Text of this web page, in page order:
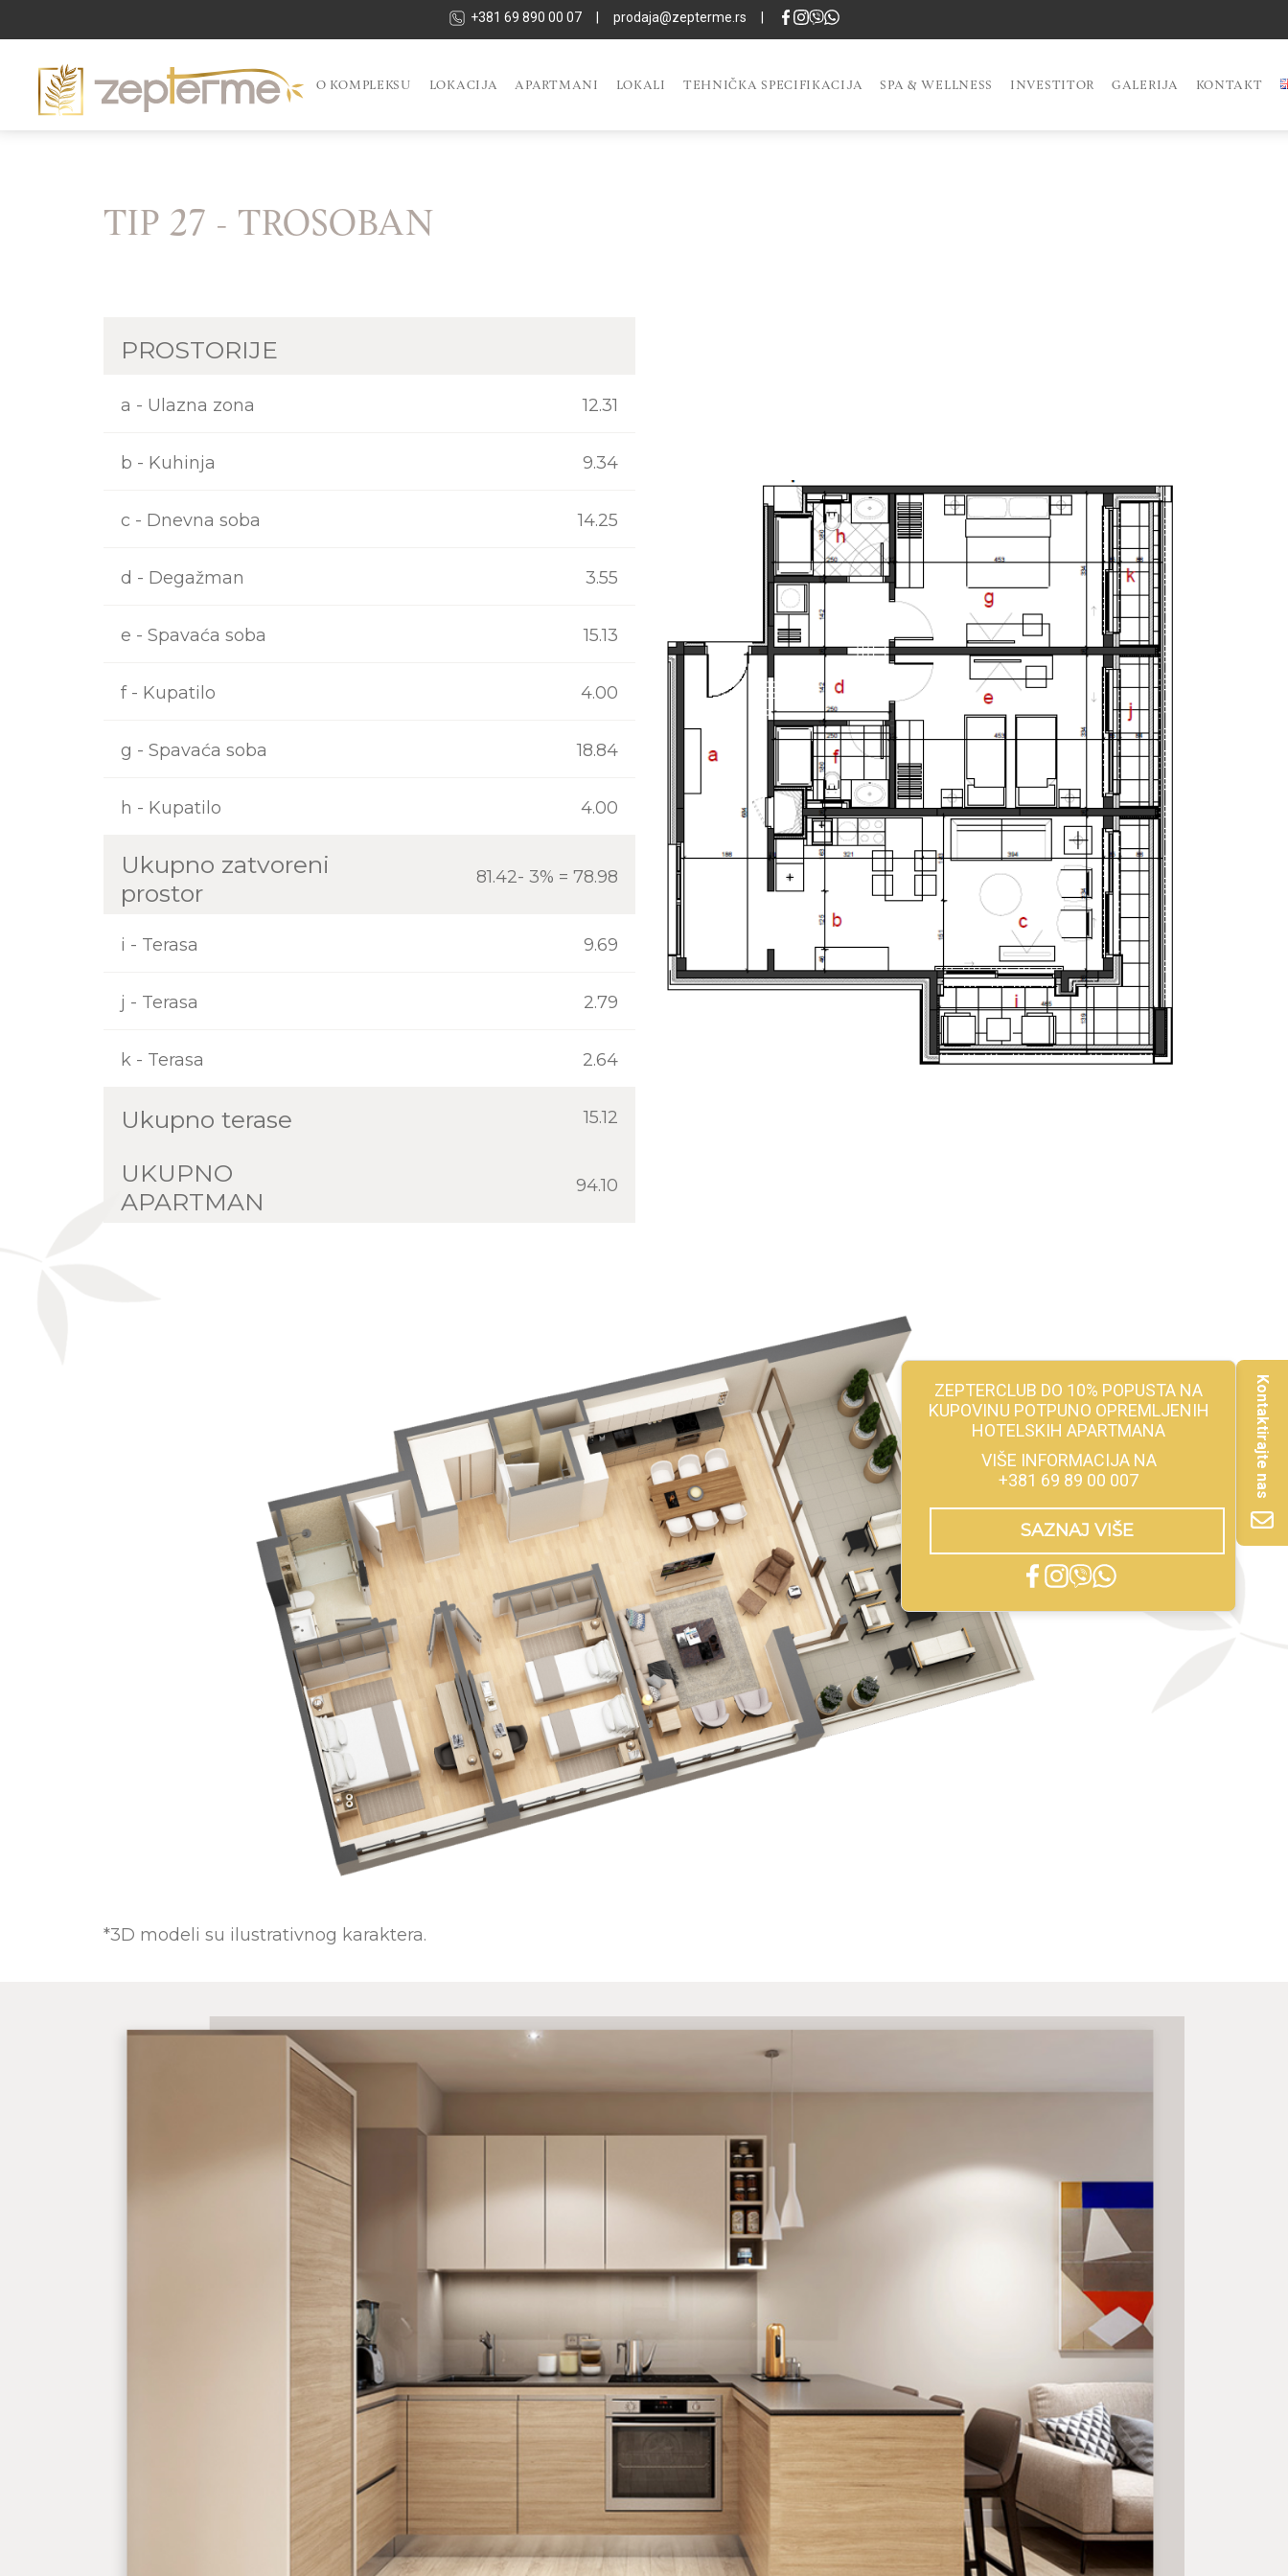
+381 69 890 00 07 prodaja@zepterme.rs
Kontaktirajte nas
ZEPTERCLUB DO 10% POPUSTA NA
KUPOVINU POTPUNO OPREMLJENIH
HOTELSKIH APARTMANA
VIŠE INFORMACIJA NA
+381 69 89 00 007
SAZNAJ VIŠE
O KOMPLEKSU LOKACIJA APARTMANI LOKALI TEHNIČKA SPECIFIKACIJA SPA & WELLNESS INVESTITOR GALERIJA KONTAKT
TIP 27 - TROSOBAN
PROSTORIJE
a - Ulazna zona 12.31
b - Kuhinja 9.34
c - Dnevna soba 14.25
d - Degažman 3.55
e - Spavaća soba 15.13
f - Kupatilo 4.00
g - Spavaća soba 18.84
h - Kupatilo 4.00
Ukupno zatvoreni
prostor
81.42- 3% = 78.98
i - Terasa 9.69
j - Terasa 2.79
k - Terasa 2.64
Ukupno terase 15.12
UKUPNO
APARTMAN
94.10
*3D modeli su ilustrativnog karaktera.